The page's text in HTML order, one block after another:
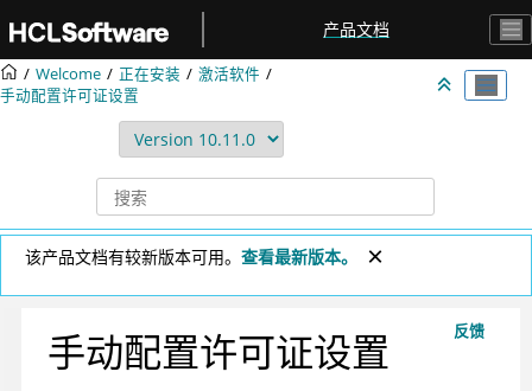
产品文档
Welcome 正在安装
激活软件
手动配置许可证设置
该产品文档有较新版本可用。 查看最新版本。
反馈
手动配置许可证设置